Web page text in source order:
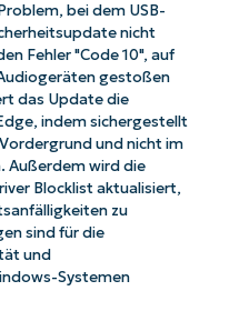
bei dem USB-
nicht
Fehler "Code 10", auf
gestoßen
das Update die
indem sichergestellt
und nicht im
Außerdem wird die
Blocklist aktualisiert,
zu
sind für die
und
Systemen